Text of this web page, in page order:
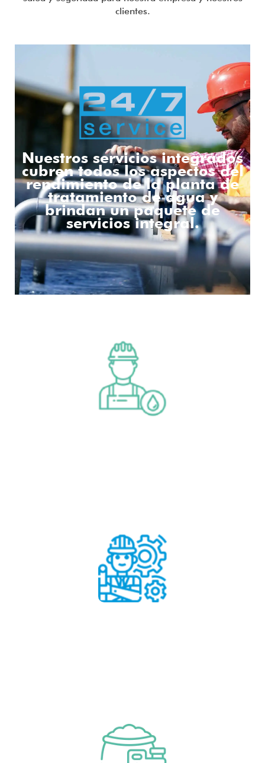
clientes.
Nuestros servicios integrados
cubren todos los aspectos del
rendimiento de la planta de
tratamiento de agua y
brindan un paquete de
servicios integral.
operación y mantenimiento
Aprende más
Rehabilitación y el cambio
Aprende más
Consumibles y piezas de
repuesto